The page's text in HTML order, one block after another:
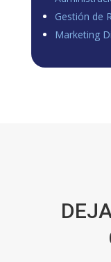
Gestión de
Marketing